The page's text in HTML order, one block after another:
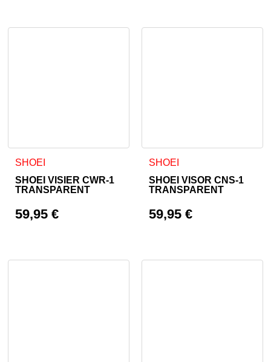
SHOEI
SHOEI VISIER CWR-1
TRANSPARENT
59,95€
SHOEI
SHOEI VISOR CNS-1
TRANSPARENT
59,95 €